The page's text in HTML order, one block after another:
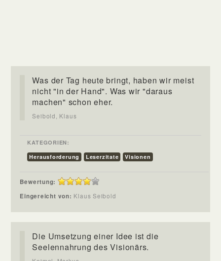
Was der Tag heute bringt, haben wir meist
nicht "in der Hand". Was wir "daraus
machen" schon eher.
Seibold, Klaus
KATEGORIEN:
Herausforderung
Leserzitate Visionen
Bewertung:
Eingereicht von: Klaus Seibold
Die Umsetzung einer Idee ist die
Seelennahrung des Visionärs.